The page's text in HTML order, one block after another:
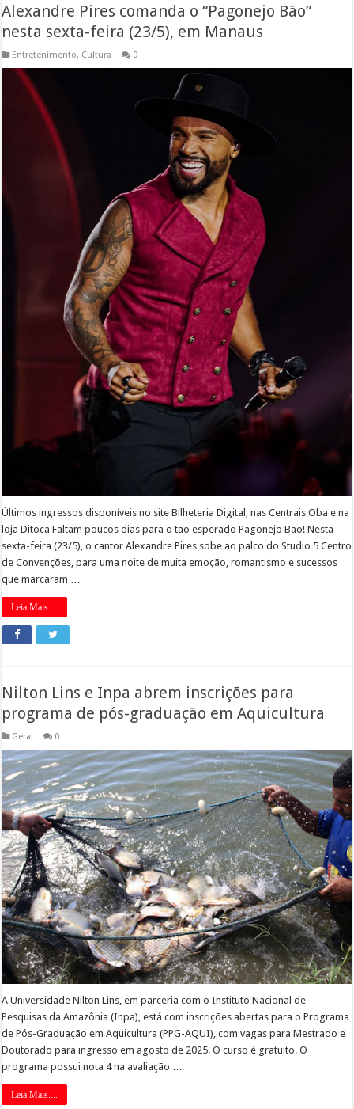
Alexandre Pires comanda o “Pagonejo Bão”
nesta sexta-feira (23/5), em Manaus
Entretenimento, Cultura 0
Últimos ingressos disponíveis no site Bilheteria Digital, nas Centrais Oba e na
loja Ditoca Faltam poucos dias para o tão esperado Pagonejo Bão! Nesta
sexta-feira (23/5), o cantor Alexandre Pires sobe ao palco do Studio 5 Centro
de Convenções, para uma noite de muita emoção, romantismo e sucessos
que marcaram …
Leia Mais....
Nilton Lins e Inpa abrem inscrições para
programa de pós-graduação em Aquicultura
Geral 0
A Universidade Nilton Lins, em parceria com o Instituto Nacional de
Pesquisas da Amazônia (Inpa), está com inscrições abertas para o Programa
de Pós-Graduação em Aquicultura (PPG-AQUI), com vagas para Mestrado e
Doutorado para ingresso em agosto de 2025. O curso é gratuito. O
programa possui nota 4 na avaliação …
Leia Mais....